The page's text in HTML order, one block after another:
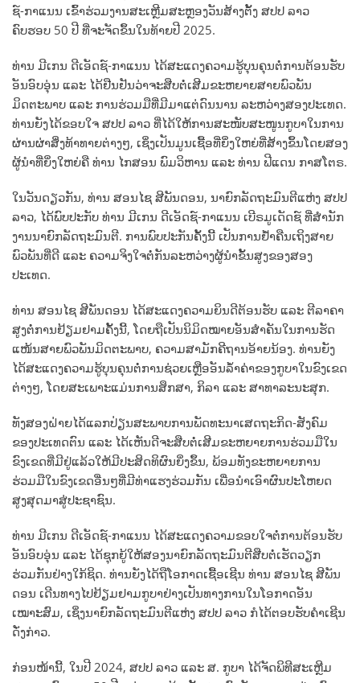
ຊ໌-ກາແນນ ເຂົ້າຮ່ວມງານສະເຫຼີມສະຫຼອງວັນສ້າງຕັ້ງ ສປປ ລາວ
ຄົບຮອບ 50 ປີ ທີ່ຈະຈັດຂຶ້ນໃນທ້າຍປີ 2025.
ທ່ານ ມີເກນ ດີເອັດຊ໌-ກາແນນ ໄດ້ສະແດງຄວາມຮູ້ບຸນຄຸນຕໍ່ການຕ້ອນຮັບ
ອັນອົບອຸ່ນ ແລະ ໄດ້ຢືນຢັນວ່າຈະສືບຕໍ່ເສີມຂະຫຍາຍສາຍພົວພັນ
ມິດຕະພາບ ແລະ ການຮ່ວມມືທີ່ມີມາແຕ່ດົນນານ ລະຫວ່າງສອງປະເທດ.
ທ່ານຍັງໄດ້ຂອບໃຈ ສປປ ລາວ ທີ່ໄດ້ໃຫ້ການສະໜັບສະໜູນກູບາໃນການ
ຜ່ານຜ່າສິ່ງທ້າທາຍຕ່າງໆ, ເຊິ່ງເປັນມູນເຊື້ອທີ່ຍິ່ງໃຫຍ່ທີ່ສ້າງຂຶ້ນໂດຍສອງ
ຜູ້ນຳທີ່ຍິ່ງໃຫຍ່ຄື ທ່ານ ໄກສອນ ພົມວິຫານ ແລະ ທ່ານ ຟີແດນ ກາສໂຕຣ.
ໃນວັນດຽວກັນ, ທ່ານ ສອນໄຊ ສີພັນດອນ, ນາຍົກລັດຖະມົນຕີແຫ່ງ ສປປ
ລາວ, ໄດ້ພົບປະກັບ ທ່ານ ມີເກນ ດີເອັດຊ໌-ກາແນນ ເບີຣມູເດັດຊ໌ ທີ່ສໍານັກ
ງານນາຍົກລັດຖະມົນຕີ. ການພົບປະກັນຄັ້ງນີ້ ເປັນການຢໍ້າຄືນເຖິງສາຍ
ພົວພັນທີ່ດີ ແລະ ຄວາມຈິງໃຈຕໍ່ກັນລະຫວ່າງຜູ້ນຳຂັ້ນສູງຂອງສອງ
ປະເທດ.
ທ່ານ ສອນໄຊ ສີພັນດອນ ໄດ້ສະແດງຄວາມຍິນດີຕ້ອນຮັບ ແລະ ຕີລາຄາ
ສູງຕໍ່ການຢ້ຽມຢາມຄັ້ງນີ້, ໂດຍຖືເປັນນິມິດໝາຍອັນສຳຄັນໃນການຮັດ
ແໜ້ນສາຍພົວພັນມິດຕະພາບ, ຄວາມສາມັກຄີຖານອ້າຍນ້ອງ. ທ່ານຍັງ
ໄດ້ສະແດງຄວາມຮູ້ບຸນຄຸນຕໍ່ການຊ່ວຍເຫຼືອອັນລໍ້າຄ່າຂອງກູບາໃນຂົງເຂດ
ຕ່າງໆ, ໂດຍສະເພາະແມ່ນການສຶກສາ, ກິລາ ແລະ ສາທາລະນະສຸກ.
ທັງສອງຝ່າຍໄດ້ແລກປ່ຽນສະພາບການພັດທະນາເສດຖະກິດ-ສັງຄົມ
ຂອງປະເທດຕົນ ແລະ ໄດ້ເຫັນດີຈະສືບຕໍ່ເສີມຂະຫຍາຍການຮ່ວມມືໃນ
ຂົງເຂດທີ່ມີຢູ່ແລ້ວໃຫ້ມີປະສິດທິຜົນຍິ່ງຂຶ້ນ, ພ້ອມທັງຂະຫຍາຍການ
ຮ່ວມມືໃນຂົງເຂດອື່ນໆທີ່ມີທ່າແຮງຮ່ວມກັນ ເພື່ອນຳເອົາຜົນປະໂຫຍດ
ສູງສຸດມາສູ່ປະຊາຊົນ.
ທ່ານ ມີເກນ ດີເອັດຊ໌-ກາແນນ ໄດ້ສະແດງຄວາມຂອບໃຈຕໍ່ການຕ້ອນຮັບ
ອັນອົບອຸ່ນ ແລະ ໄດ້ຊຸກຍູ້ໃຫ້ສອງນາຍົກລັດຖະມົນຕີສືບຕໍ່ເຮັດວຽກ
ຮ່ວມກັນຢ່າງໃກ້ຊິດ. ທ່ານຍັງໄດ້ຖືໂອກາດເຊື້ອເຊີນ ທ່ານ ສອນໄຊ ສີພັນ
ດອນ ເດີນທາງໄປຢ້ຽມຢາມກູບາຢ່າງເປັນທາງການໃນໂອກາດອັນ
ເໝາະສົມ, ເຊິ່ງນາຍົກລັດຖະມົນຕີແຫ່ງ ສປປ ລາວ ກໍໄດ້ຕອບຮັບຄຳເຊີນ
ດັ່ງກ່າວ.
ກ່ອນໜ້ານີ້, ໃນປີ 2024, ສປປ ລາວ ແລະ ສ. ກູບາ ໄດ້ຈັດພິທີສະເຫຼີມ